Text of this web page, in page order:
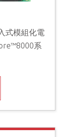
式模組化電
系